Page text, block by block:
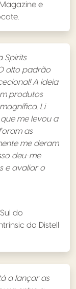
e
Spirits
alto padrão
A ideia
produtos
Li
me levou a
as
me deram
deu-me
e avaliar o
do
da Distell
a lançar as